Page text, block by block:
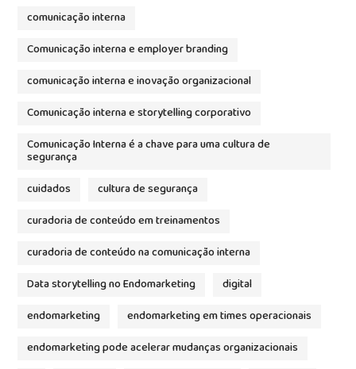
comunicação interna
Comunicação interna e employer branding
comunicação interna e inovação organizacional
Comunicação interna e storytelling corporativo
Comunicação Interna é a chave para uma cultura de
segurança
cuidados
cultura de segurança
curadoria de conteúdo em treinamentos
curadoria de conteúdo na comunicação interna
Data storytelling no Endomarketing
digital
endomarketing
endomarketing em times operacionais
endomarketing pode acelerar mudanças organizacionais